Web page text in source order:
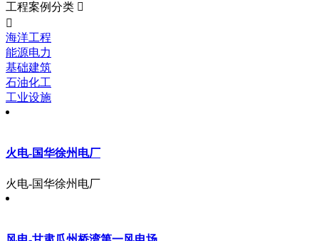
工程案例分类 

海洋工程
能源电力
基础建筑
石油化工
工业设施
火电-国华徐州电厂
火电-国华徐州电厂